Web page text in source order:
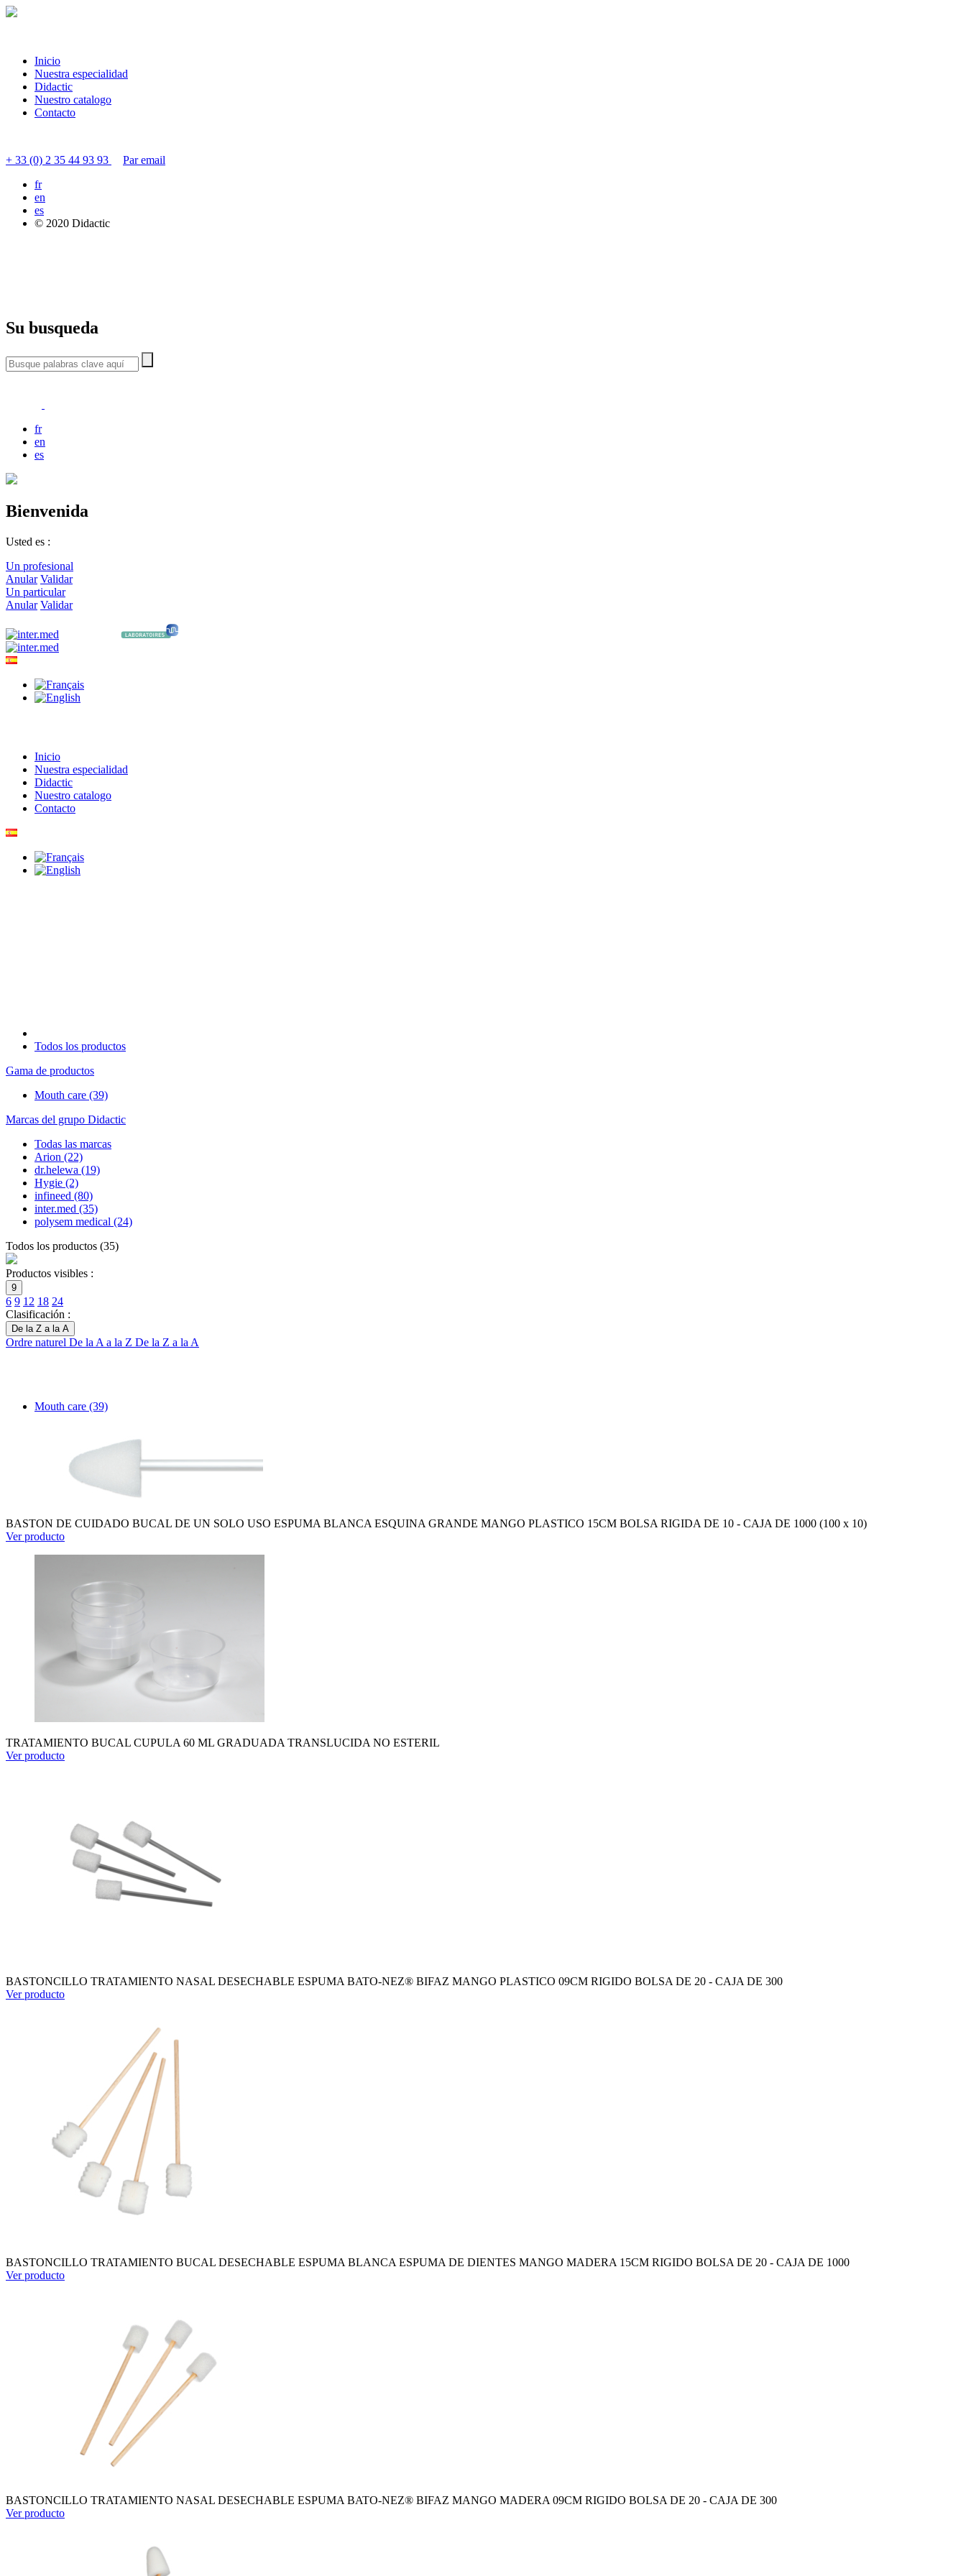
Inicio
Nuestra especialidad
Didactic
Nuestro catalogo
Contacto
+ 33 (0) 2 35 44 93 93
Par email
fr
en
es
© 2020 Didactic
Su busqueda
fr
en
es
Bienvenida
Usted es :
Un profesional
Anular Validar
Un particular
Anular Validar
Inicio
Nuestra especialidad
Didactic
Nuestro catalogo
Contacto
Todos los productos
Gama de productos
Mouth care (39)
Marcas del grupo Didactic
Todas las marcas
Arion (22)
dr.helewa (19)
Hygie (2)
infineed (80)
inter.med (35)
polysem medical (24)
Todos los productos (35)
Productos visibles :
9
6 9 12 18 24
Clasificación :
De la Z a la A
Ordre naturel De la A a la Z De la Z a la A
Mouth care (39)
BASTON DE CUIDADO BUCAL DE UN SOLO USO ESPUMA BLANCA ESQUINA GRANDE MANGO PLASTICO 15CM BOLSA RIGIDA DE 10 - CAJA DE 1000 (100 x 10)
Ver producto
TRATAMIENTO BUCAL CUPULA 60 ML GRADUADA TRANSLUCIDA NO ESTERIL
Ver producto
BASTONCILLO TRATAMIENTO NASAL DESECHABLE ESPUMA BATO-NEZ® BIFAZ MANGO PLASTICO 09CM RIGIDO BOLSA DE 20 - CAJA DE 300
Ver producto
BASTONCILLO TRATAMIENTO BUCAL DESECHABLE ESPUMA BLANCA ESPUMA DE DIENTES MANGO MADERA 15CM RIGIDO BOLSA DE 20 - CAJA DE 1000
Ver producto
BASTONCILLO TRATAMIENTO NASAL DESECHABLE ESPUMA BATO-NEZ® BIFAZ MANGO MADERA 09CM RIGIDO BOLSA DE 20 - CAJA DE 300
Ver producto